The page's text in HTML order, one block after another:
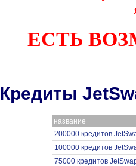
ЕСТЬ
Кредиты
название
200000 кредитов
100000 кредитов
75000 кредитов